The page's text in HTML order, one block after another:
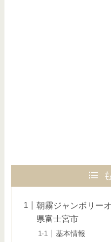
朝霧ジャンボリー
県富士宮市
基本情報